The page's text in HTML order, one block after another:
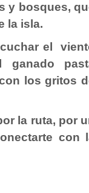
y bosques,
la isla.
el
ganado
los gritos
la ruta, por
con